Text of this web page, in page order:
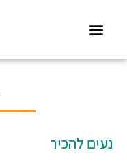
n
l
נעים להכיר